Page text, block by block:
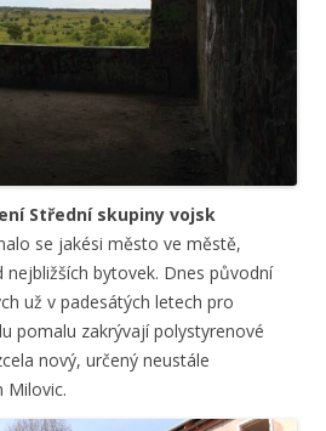
Střední skupiny vojsk
se jakési město ve městě,
bytovek. Dnes původní
už v padesátých letech pro
pomalu zakrývají polystyrenové
nový, určený neustále
Milovic.